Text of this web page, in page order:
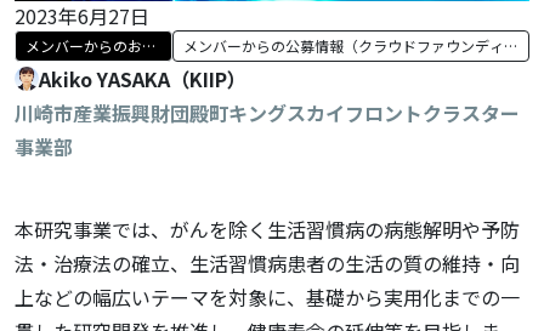
2023年6月27日
メンバーからのお知
らせ
メンバーからの公募情報（クラウドファウンディ
ングほか）
Akiko YASAKA（KIIP）
川崎市産業振興財団殿町キングスカイフロントクラスター
事業部
本研究事業では、がんを除く生活習慣病の病態解明や予防
法・治療法の確立、生活習慣病患者の生活の質の維持・向
上などの幅広いテーマを対象に、基礎から実用化までの一